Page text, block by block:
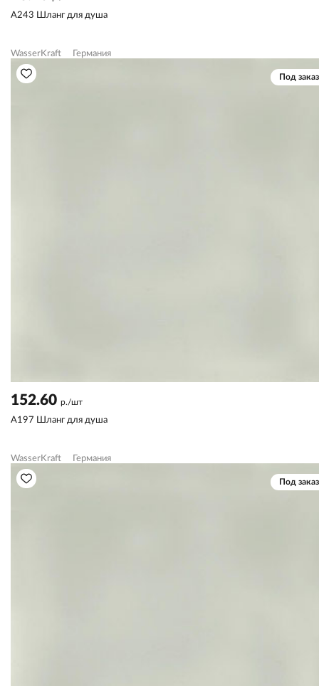
A243 Шланг для душа
WasserKraft Германия
Под заказ
152.60 р./шт
A197 Шланг для душа
WasserKraft Германия
Под заказ